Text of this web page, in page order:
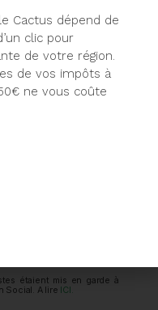
étaient mis en garde à
Social. A lire ICI.
Cactus dépend de
clic pour
de votre région.
de vos impôts à
ne vous coûte